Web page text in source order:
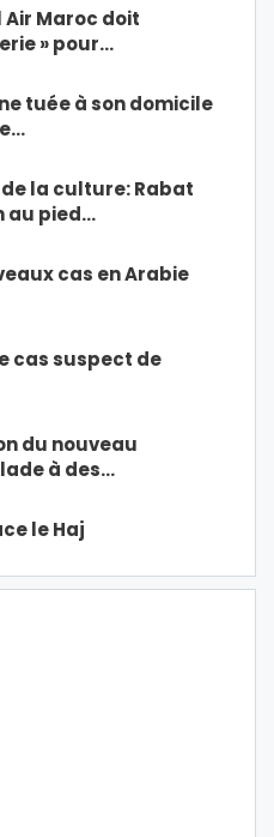
Air Maroc doit
» pour…
tuée à son domicile
la culture: Rabat
au pied…
cas en Arabie
cas suspect de
du nouveau
à des…
le Haj